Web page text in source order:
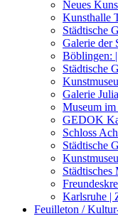
Neues
Kunsthalle
Städtische
Galerie der
Böblingen:
Städtische
Galerie
Museum
GEDOK
Schloss
Städtische
Karlsruhe |
Feuilleton /